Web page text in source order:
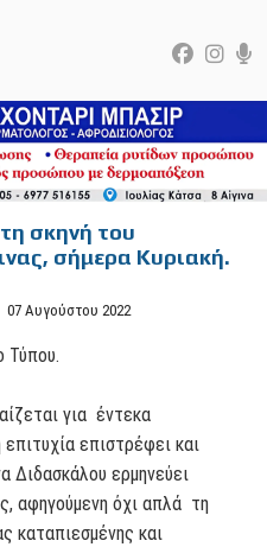
σκηνή του
σήμερα Κυριακή.
07 Αυγούστου 2022
Τύπου.
για έντεκα
επιστρέφει και
Διδασκάλου ερμηνεύει
αφηγούμενη όχι απλά τη
καταπιεσμένης και